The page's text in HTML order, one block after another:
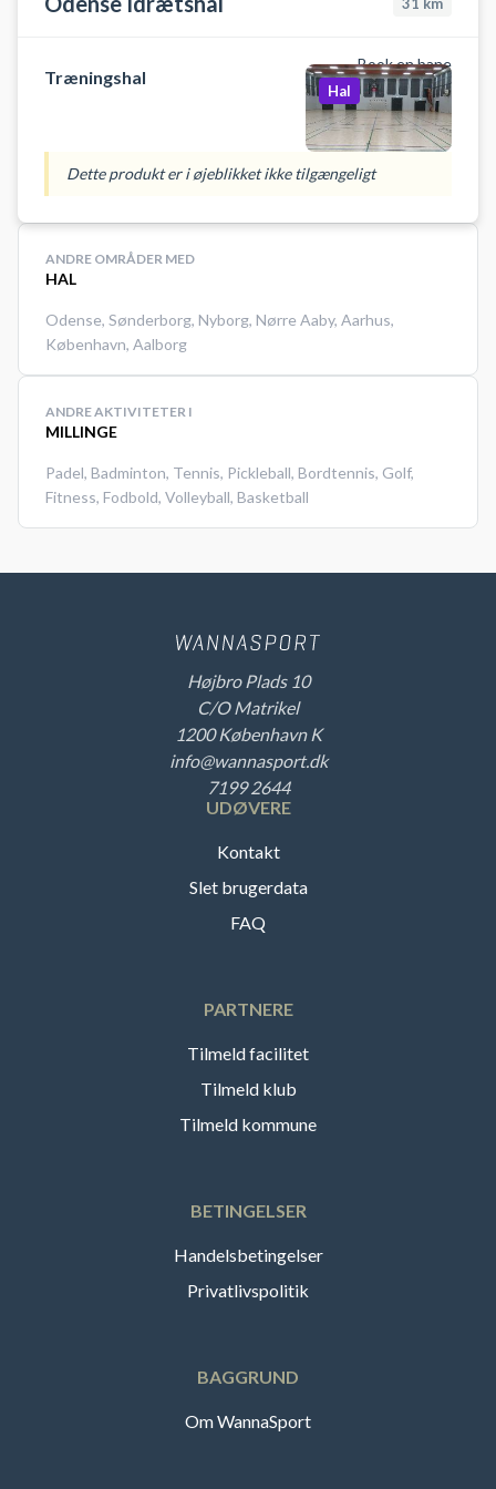
Book en bane
Træningshal
Hal
Dette produkt er i øjeblikket ikke tilgængeligt
ANDRE OMRÅDER MED
HAL
Odense, Sønderborg, Nyborg, Nørre Aaby, Aarhus,
København, Aalborg
ANDRE AKTIVITETER I
MILLINGE
Padel, Badminton, Tennis, Pickleball, Bordtennis, Golf,
Fitness, Fodbold, Volleyball, Basketball
Højbro Plads 10
C/O Matrikel
1200 København K
info@wannasport.dk
7199 2644
UDØVERE
Kontakt
Slet brugerdata
FAQ
PARTNERE
Tilmeld facilitet
Tilmeld klub
Tilmeld kommune
BETINGELSER
Handelsbetingelser
Privatlivspolitik
BAGGRUND
Om WannaSport